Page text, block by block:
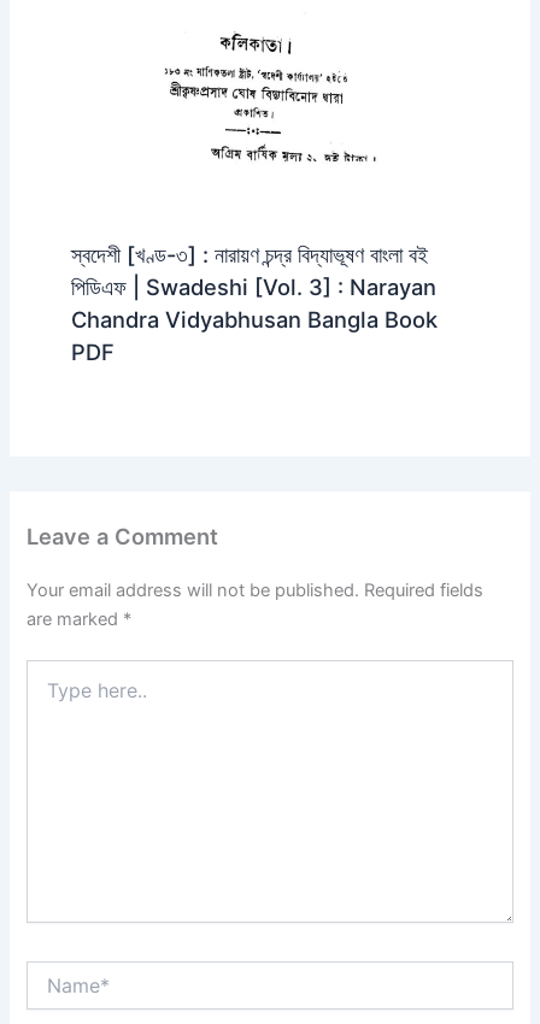
স্বদেশী [খণ্ড-৩] : নারায়ণ চন্দ্র বিদ্যাভূষণ বাংলা বই
পিডিএফ | Swadeshi [Vol. 3] : Narayan
Chandra Vidyabhusan Bangla Book
PDF
Leave a Comment
Your email address will not be published. Required fields
are marked *
here..